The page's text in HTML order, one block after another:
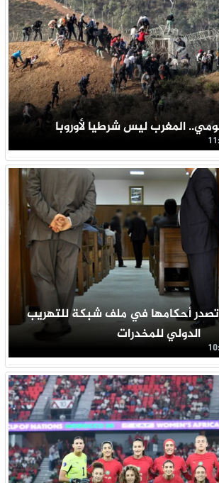
المغرب ليس شرطيا لأوروبا
أحكامها في ملف شبكة للتهريب
الدولي للمخدرات